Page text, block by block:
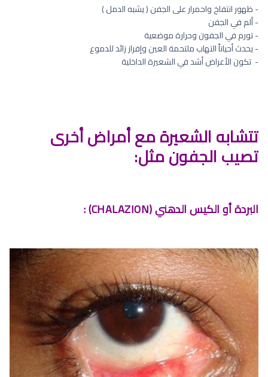
- ظهور انتفاخ واحمرار على الجفن ( يشبه الدمل )
- ألم في الجفن
- تورم في الجفون وحرارة موضعية
- يحدث أحياناً التهاب ملتحمة العين وإفراز زائد للدموع
- ⁠ تكون الأعراض أشد في الشعيرة الداخلية
تتشابه الشعيرة مع أمراض أخرى
تصيب الجفون مثل:
البردة أو الكيس الدهني (CHALAZION) :